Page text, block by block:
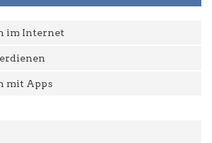
im Internet
mit Apps